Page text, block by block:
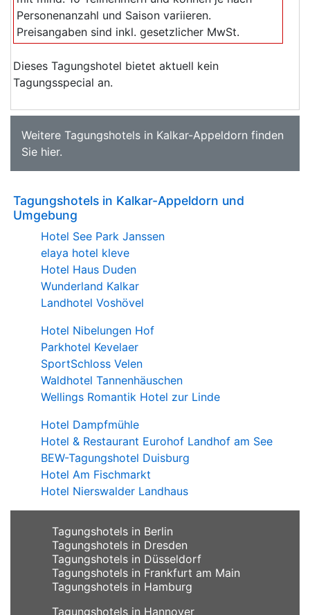
Personenanzahl und Saison variieren.
Preisangaben sind inkl. gesetzlicher MwSt.
Dieses Tagungshotel bietet aktuell kein
Tagungsspecial an.
Weitere Tagungshotels in Kalkar-Appeldorn finden
Sie hier.
Tagungshotels in Kalkar-Appeldorn und
Umgebung
Hotel See Park Janssen
elaya hotel kleve
Hotel Haus Duden
Wunderland Kalkar
Landhotel Voshövel
Hotel Nibelungen Hof
Parkhotel Kevelaer
SportSchloss Velen
Waldhotel Tannenhäuschen
Wellings Romantik Hotel zur Linde
Hotel Dampfmühle
Hotel & Restaurant Eurohof Landhof am See
BEW-Tagungshotel Duisburg
Hotel Am Fischmarkt
Hotel Nierswalder Landhaus
Tagungshotels in Berlin
Tagungshotels in Dresden
Tagungshotels in Düsseldorf
Tagungshotels in Frankfurt am Main
Tagungshotels in Hamburg
Tagungshotels in Hannover